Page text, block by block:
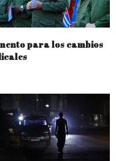
para los cambios